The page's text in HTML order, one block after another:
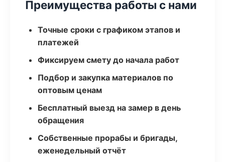
Преимущества работы с нами
Точные сроки с графиком этапов и
платежей
Фиксируем смету до начала работ
Подбор и закупка материалов по
оптовым ценам
Бесплатный выезд на замер в день
обращения
Собственные прорабы и бригады,
еженедельный отчёт